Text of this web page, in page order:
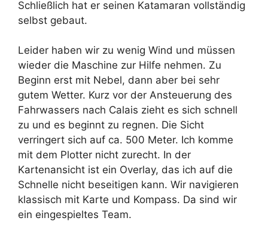
Schließlich hat er seinen Katamaran vollständig
selbst gebaut.
Leider haben wir zu wenig Wind und müssen
wieder die Maschine zur Hilfe nehmen. Zu
Beginn erst mit Nebel, dann aber bei sehr
gutem Wetter. Kurz vor der Ansteuerung des
Fahrwassers nach Calais zieht es sich schnell
zu und es beginnt zu regnen. Die Sicht
verringert sich auf ca. 500 Meter. Ich komme
mit dem Plotter nicht zurecht. In der
Kartenansicht ist ein Overlay, das ich auf die
Schnelle nicht beseitigen kann. Wir navigieren
klassisch mit Karte und Kompass. Da sind wir
ein eingespieltes Team.